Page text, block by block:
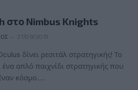
στο Nimbus Knights
27/09/2015
δίνει ρεσιτάλ στρατηγικής! Το
απλό παιχνίδι στρατηγικής που
κόσμο……